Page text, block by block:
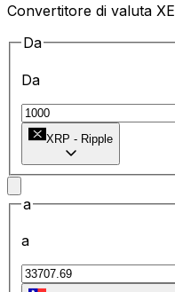
Convertitore di valuta XE
Da
Da
XRP - Ripple
a
a